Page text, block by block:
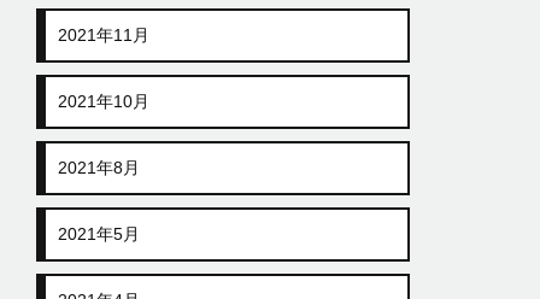
2021年11月
2021年10月
2021年8月
2021年5月